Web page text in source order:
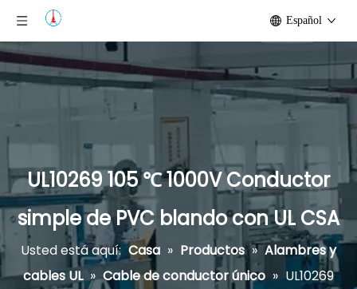
Español
UL10269 105 ℃ 1000V Conductor
simple de PVC blando con UL CSA
Usted está aquí: Casa » Productos » Alambres y
cables UL » Cable de conductor único » UL10269